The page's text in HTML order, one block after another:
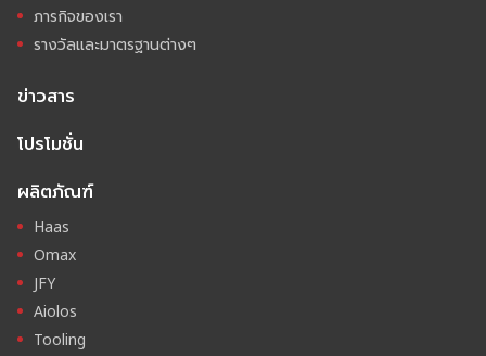
ภารกิจของเรา
รางวัลและมาตรฐานต่างๆ
ข่าวสาร
โปรโมชั่น
ผลิตภัณฑ์
Haas
Omax
JFY
Aiolos
Tooling